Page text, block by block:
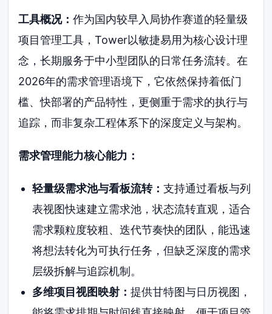
工具概况：作为国内较早入局协作赛道的轻量级
项目管理工具，Tower以敏捷易用为核心设计理
念，长期服务于中小型团队的日常任务流转。在
2026年的需求管理语境下，它依然保持着低门
槛、快部署的产品特性，更侧重于需求的执行与
追踪，而非复杂工程体系下的深度定义与架构。
需求管理能力核心能力：
轻量级需求池与看板流转： 支持通过看板与列
表视图快速建立需求池，状态流转直观，适合
需求颗粒度较粗、迭代节奏快的团队，能迅速
将想法转化为可执行任务，但缺乏深度的需求
层级拆解与追踪机制。
多维项目视图映射： 提供甘特图与日历视图，